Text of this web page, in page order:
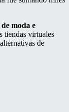
moda e
tiendas virtuales
de